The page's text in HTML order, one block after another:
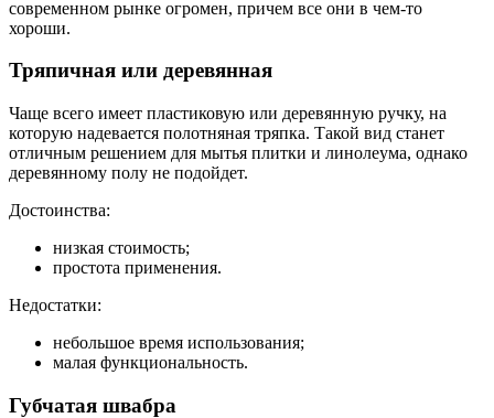
современном рынке огромен, причем все они в чем-то
хороши.
Тряпичная или деревянная
Чаще всего имеет пластиковую или деревянную ручку, на
которую надевается полотняная тряпка. Такой вид станет
отличным решением для мытья плитки и линолеума, однако
деревянному полу не подойдет.
Достоинства:
низкая стоимость;
простота применения.
Недостатки:
небольшое время использования;
малая функциональность.
Губчатая швабра